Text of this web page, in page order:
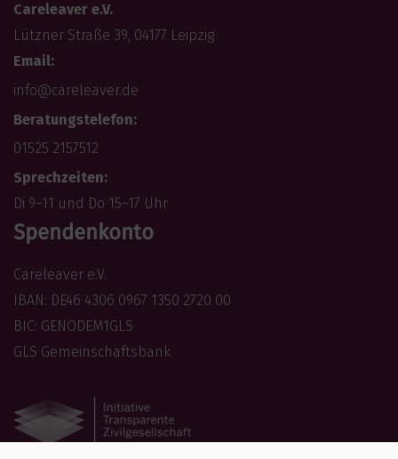
Careleaver e.V.
Lützner Straße 39, 04177 Leipzig
Email:
info@careleaver.de
Beratungstelefon:
01525 2157512
Sprechzeiten:
Di 9–11 und Do 15–17 Uhr
Spendenkonto
Careleaver e.V.
IBAN: DE46 4306 0967 1350 2720 00
BIC: GENODEM1GLS
GLS Gemeinschaftsbank